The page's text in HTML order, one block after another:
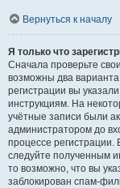
Вернуться к началу
Я только что
Сначала проверьте
возможны два
регистрации вы
инструкциям. На
учётные записи были
администратором до
процессе
следуйте полученным
то возможно, что вы
заблокирован спам-